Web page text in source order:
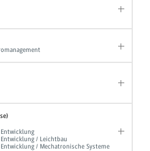
/ Leichtbau
/ Mechatronische Systeme